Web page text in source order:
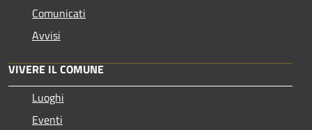
Comunicati
Avvisi
VIVERE IL COMUNE
Luoghi
Eventi